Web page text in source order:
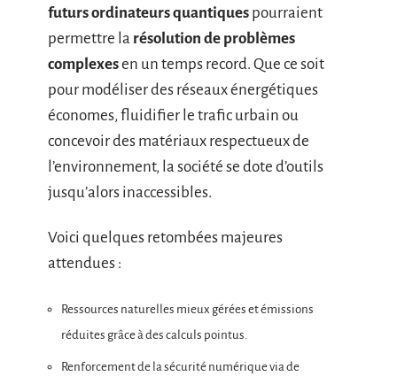
futurs ordinateurs quantiques pourraient
permettre la résolution de problèmes
complexesen un temps record. Que ce soit
pour modéliser des réseaux énergétiques
économes, fluidifier le trafic urbain ou
concevoir des matériaux respectueux de
l’environnement, la société se dote d’outils
jusqu’alors inaccessibles.
Voici quelques retombées majeures
attendues :
Ressources naturelles mieux gérées et émissions
réduites grâce à des calculs pointus.
Renforcement de la sécurité numérique via de